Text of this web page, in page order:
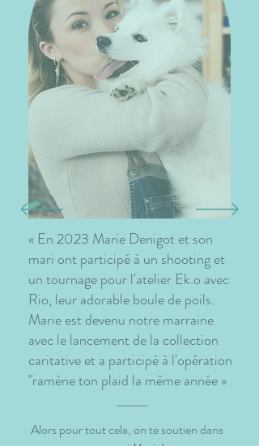
« En 2023 Marie Denigot et son
mari ont participé à un shooting et
un tournage pour l'atelier Ek.o avec
Rio, leur adorable boule de poils.
Marie est devenu notre marraine
avec le lancement de la collection
caritative et a participé à l'opération
"ramène ton plaid la même année »
Alors pour tout cela, on te soutien dans